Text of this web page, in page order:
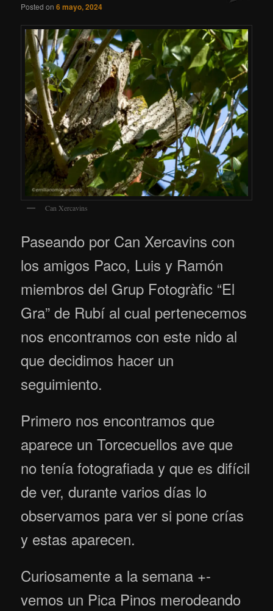
Posted on6 mayo, 2024
Can Xercavins
Paseando por Can Xercavins con
los amigos Paco, Luis y Ramón
miembros del Grup Fotogràfic “El
Gra” de Rubí al cual pertenecemos
nos encontramos con este nido al
que decidimos hacer un
seguimiento.
Primero nos encontramos que
aparece un Torcecuellos ave que
no tenía fotografiada y que es difícil
de ver, durante varios días lo
observamos para ver si pone crías
y estas aparecen.
Curiosamente a la semana +-
vemos un Pica Pinos merodeando